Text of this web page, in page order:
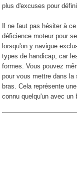
plus d'excuses pour
Il ne faut pas hésiter à
déficience moteur pour
lorsqu'on y navigue
types de handicap, car
formes. Vous pouvez
pour vous mettre dans la
bras. Cela représente
connu quelqu'un avec un